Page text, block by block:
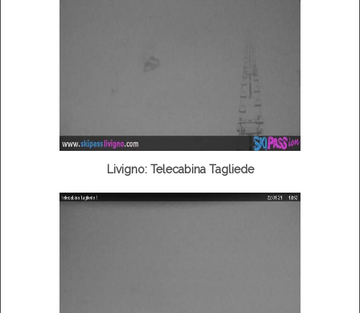
Livigno: Telecabina Tagliede